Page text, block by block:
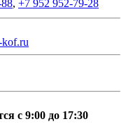
, +7 952 952-79-28
kof.ru
с 9:00 до 17:30